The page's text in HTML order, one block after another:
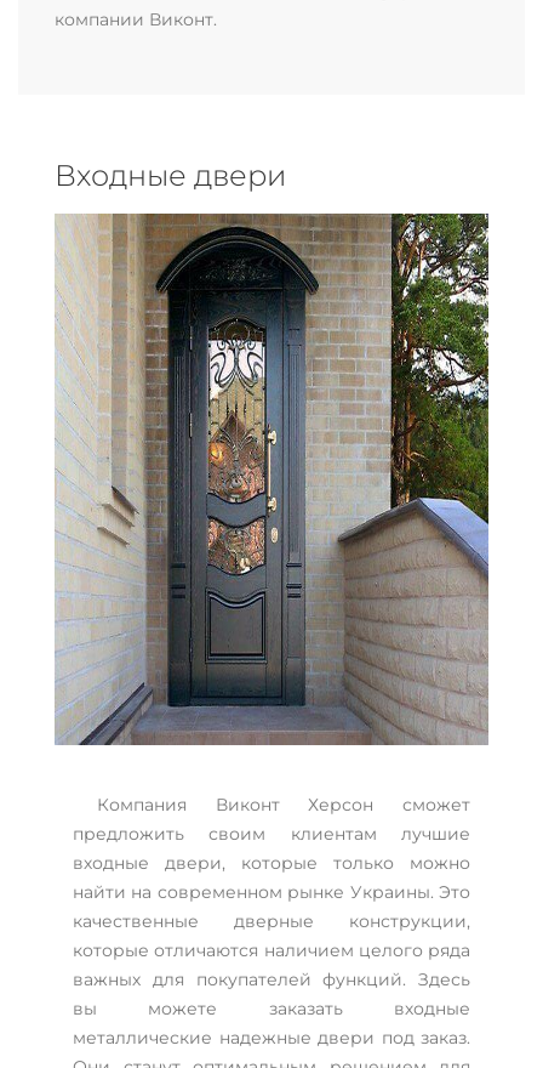
компании Виконт.
Входные двери
Компания Виконт Херсон сможет
предложить своим клиентам лучшие
входные двери, которые только можно
найти на современном рынке Украины. Это
качественные дверные конструкции,
которые отличаются наличием целого ряда
важных для покупателей функций. Здесь
вы можете заказать входные
металлические надежные двери под заказ.